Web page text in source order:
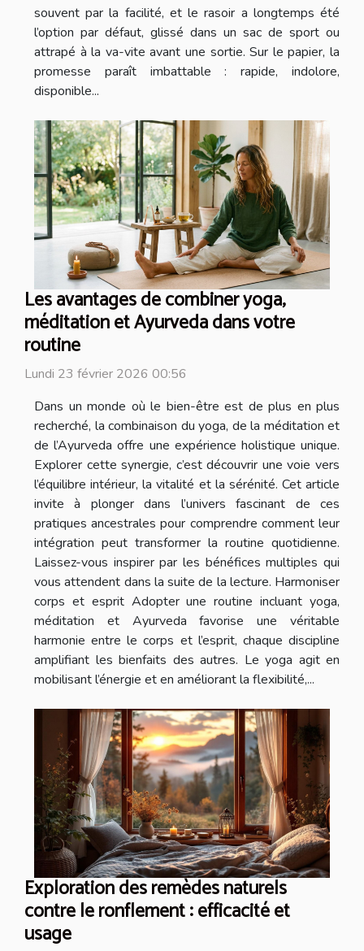
souvent par la facilité, et le rasoir a longtemps été
l’option par défaut, glissé dans un sac de sport ou
attrapé à la va-vite avant une sortie. Sur le papier, la
promesse paraît imbattable : rapide, indolore,
disponible...
Les avantages de combiner yoga,
méditation et Ayurveda dans votre
routine
Lundi 23 février 2026 00:56
Dans un monde où le bien-être est de plus en plus
recherché, la combinaison du yoga, de la méditation et
de l’Ayurveda offre une expérience holistique unique.
Explorer cette synergie, c’est découvrir une voie vers
l’équilibre intérieur, la vitalité et la sérénité. Cet article
invite à plonger dans l’univers fascinant de ces
pratiques ancestrales pour comprendre comment leur
intégration peut transformer la routine quotidienne.
Laissez-vous inspirer par les bénéfices multiples qui
vous attendent dans la suite de la lecture. Harmoniser
corps et esprit Adopter une routine incluant yoga,
méditation et Ayurveda favorise une véritable
harmonie entre le corps et l’esprit, chaque discipline
amplifiant les bienfaits des autres. Le yoga agit en
mobilisant l’énergie et en améliorant la flexibilité,...
Exploration des remèdes naturels
contre le ronflement : efficacité et
usage